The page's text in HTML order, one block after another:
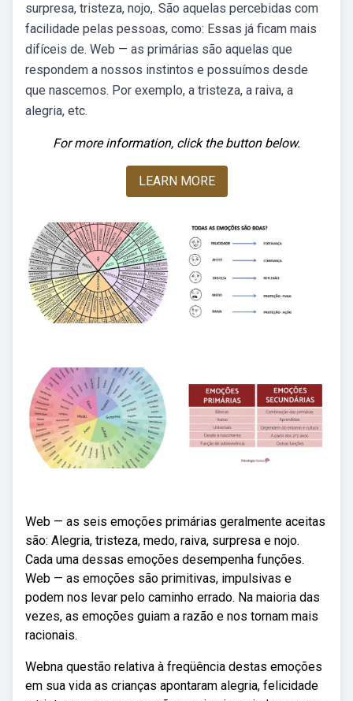
surpresa, tristeza, nojo,. São aquelas percebidas com
facilidade pelas pessoas, como: Essas já ficam mais
difíceis de. Web — as primárias são aquelas que
respondem a nossos instintos e possuímos desde
que nascemos. Por exemplo, a tristeza, a raiva, a
alegria, etc.
For more information, click the button below.
LEARN MORE
Web — as seis emoções primárias geralmente aceitas
são: Alegria, tristeza, medo, raiva, surpresa e nojo.
Cada uma dessas emoções desempenha funções.
Web — as emoções são primitivas, impulsivas e
podem nos levar pelo caminho errado. Na maioria das
vezes, as emoções guiam a razão e nos tornam mais
racionais.
Webna questão relativa à freqüência destas emoções
em sua vida as crianças apontaram alegria, felicidade